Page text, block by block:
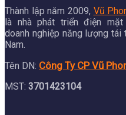
Thành lập năm 2009, Vũ
là nhà phát triển điện mặt
doanh nghiệp năng lượng
Nam.
Tên DN: Công Ty CP Vũ
MST: 3701423104